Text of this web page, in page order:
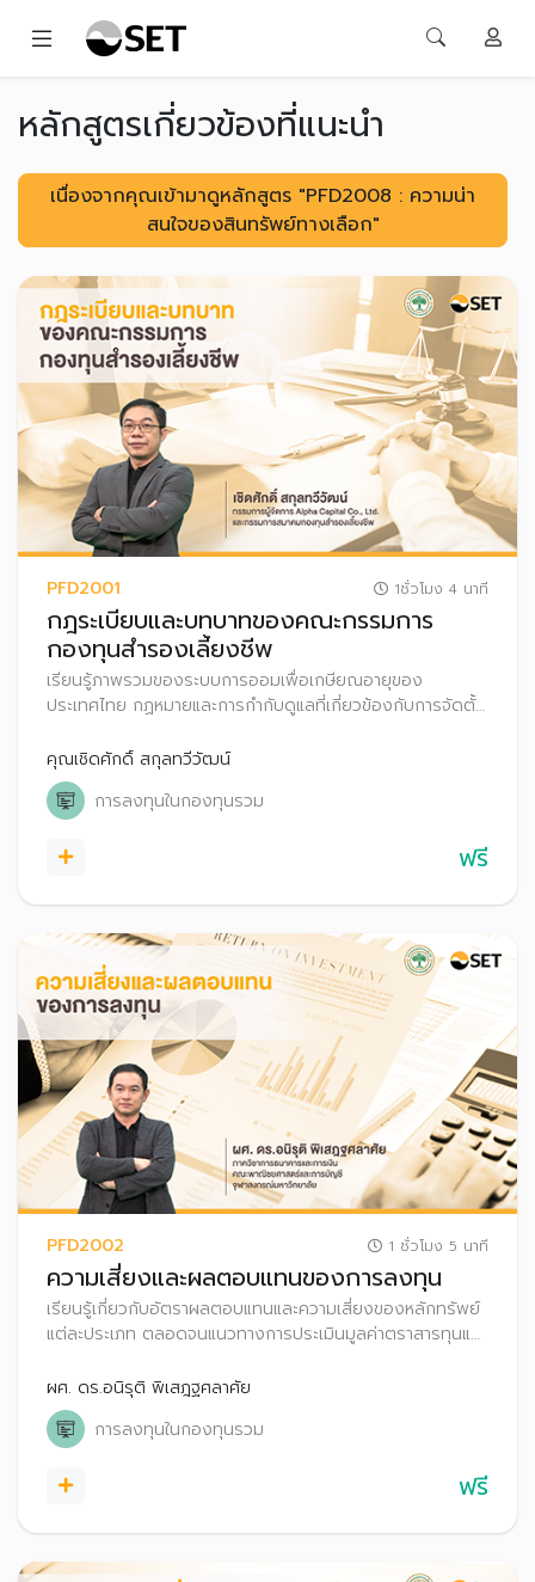
หลักสูตรเกี่ยวข้องที่แนะนำ
เนื่องจากคุณเข้ามาดูหลักสูตร "PFD2008 : ความน่า
สนใจของสินทรัพย์ทางเลือก"
PFD2001 1ชั่วโมง 4 นาที
กฎระเบียบและบทบาทของคณะกรรมการ
กองทุนสำรองเลี้ยงชีพ
เรียนรู้ภาพรวมของระบบการออมเพื่อเกษียณอายุของ
ประเทศไทย กฏหมายและการกำกับดูแลที่เกี่ยวข้องกับการจัดตั้ง
คุณเชิดศักดิ์ สกุลทวีวัฒน์
การลงทุนในกองทุนรวม
ฟรี
PFD2002 1 ชั่วโมง 5 นาที
ความเสี่ยงและผลตอบแทนของการลงทุน
เรียนรู้เกี่ยวกับอัตราผลตอบแทนและความเสี่ยงของหลักทรัพย์
แต่ละประเภท ตลอดจนแนวทางการประเมินมูลค่าตราสารทุนและ
ผศ. ดร.อนิรุติ พิเสฎฐศลาศัย
การลงทุนในกองทุนรวม
ฟรี